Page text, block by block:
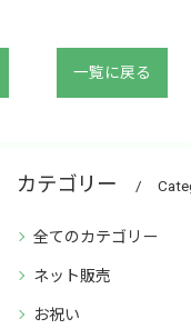
一覧に戻る
カテゴリー
全てのカテゴリー
ネット販売
お祝い